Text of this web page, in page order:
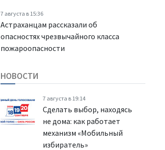
7 августа в 15:36
Астраханцам рассказали об
опасностях чрезвычайного класса
пожароопасности
НОВОСТИ
7 августа в 19:14
Сделать выбор, находясь
не дома: как работает
механизм «Мобильный
избиратель»